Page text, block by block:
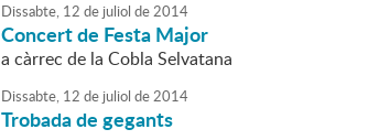
Dissabte, 12 de juliol de2014
Concert de Festa Major
a càrrec de la Cobla Selvatana
Dissabte, 12 de juliol de2014
Trobada de gegants